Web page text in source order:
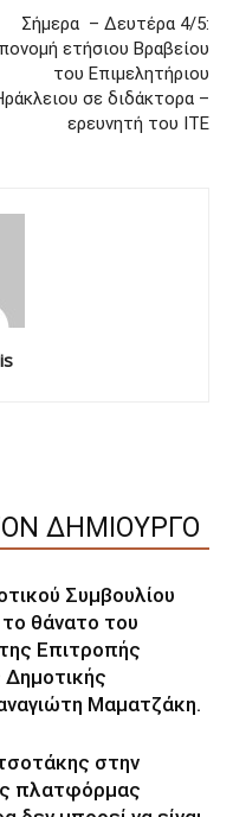
Σήμερα – Δευτέρα 4/5:
ετήσιου Βραβείου
του Επιμελητήριου
σε διδάκτορα –
ερευνητή του ΙΤΕ
ΔΗΜΙΟΥΡΓΟ
Συμβουλίου
το θάνατο του
Επιτροπής
Μαματζάκη.
στην
πλατφόρμας